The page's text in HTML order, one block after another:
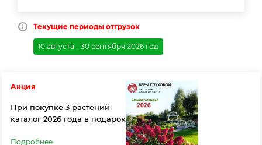
Текущие периоды отгрузок
10 августа - 30 сентября 2026 год
Акция
При покупке 3 растений
каталог 2026 года в подарок
Подробнее